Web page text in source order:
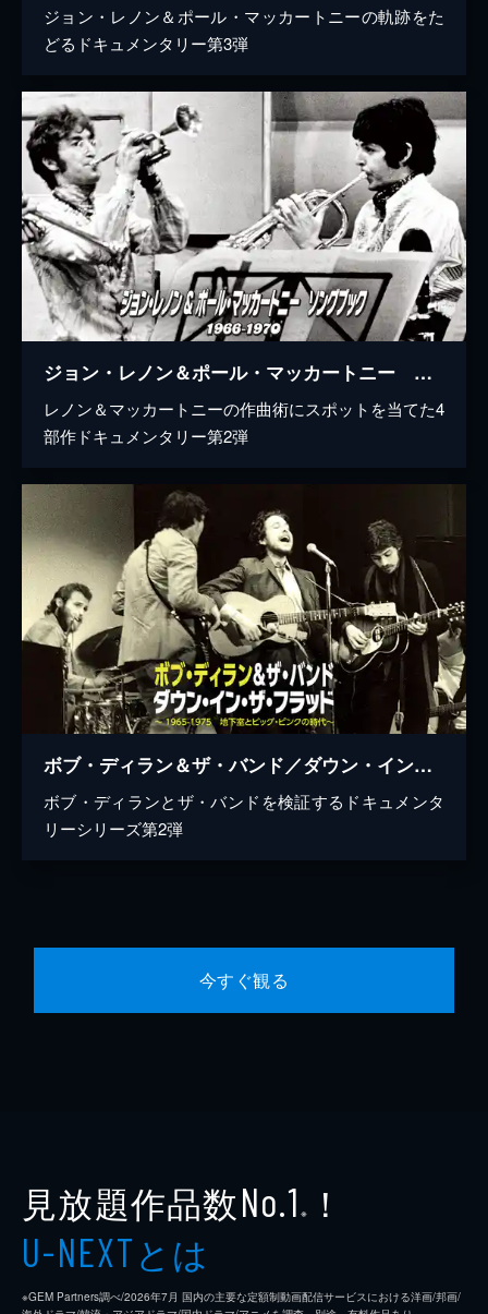
ジョン・レノン＆ポール・マッカートニーの軌跡をた
どるドキュメンタリー第3弾
ジョン・レノン＆ポール・マッカートニー ソングブック 1966―1970
レノン＆マッカートニーの作曲術にスポットを当てた4
部作ドキュメンタリー第2弾
ボブ・ディラン＆ザ・バンド／ダウン・イン・ザ・フラッド ～1965－1975 地下室とビッグ・ピンクの時代～
ボブ・ディランとザ・バンドを検証するドキュメンタ
リーシリーズ第2弾
今すぐ観る
見放題作品数No.1 ※ ！
U-NEXTとは
※GEM Partners調べ/2026年7⽉ 国内の主要な定額制動画配信サービスにおける洋画/邦画/